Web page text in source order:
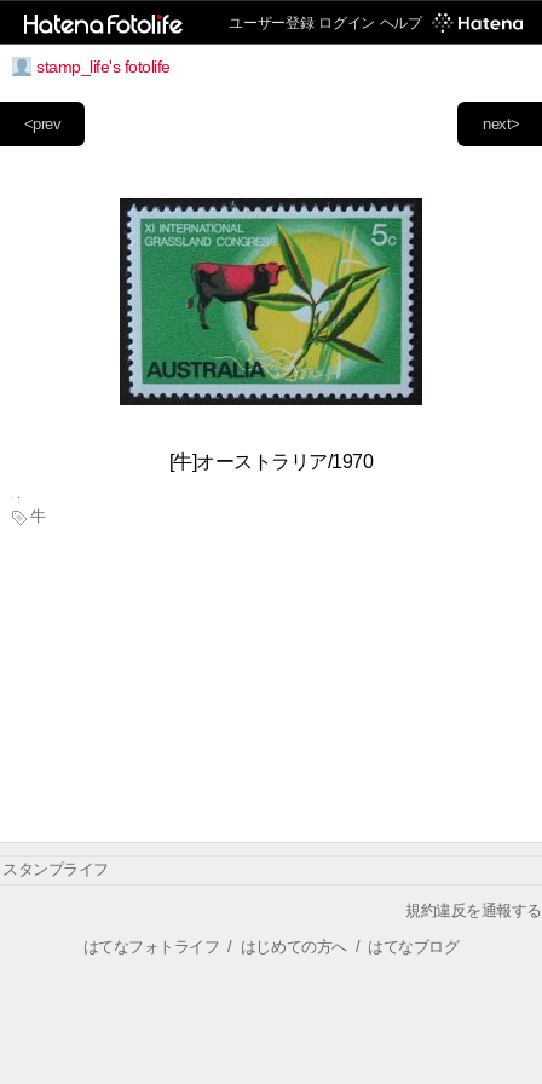
ユーザー登録 ログイン ヘルプ
stamp_life's fotolife
next>
<prev
[牛]オーストラリア/1970
牛
スタンプライフ
規約違反を通報する
はてなフォトライフ / はじめての方へ/ はてなブログ